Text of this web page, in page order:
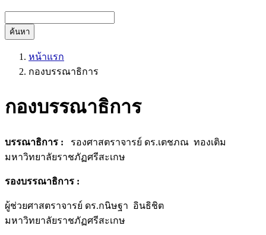
ค้นหา
หน้าแรก
กองบรรณาธิการ
กองบรรณาธิการ
บรรณาธิการ : รองศาสตราจารย์ ดร.เตชภณ ทองเติม
มหาวิทยาลัยราชภัฏศรีสะเกษ
รองบรรณาธิการ :
ผู้ช่วยศาสตราจารย์ ดร.กนิษฐา อินธิชิต
มหาวิทยาลัยราชภัฏศรีสะเกษ